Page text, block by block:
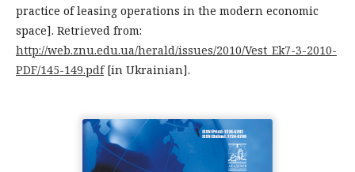
practice of leasing operations in the modern economic
space]. Retrieved from:
http://web.znu.edu.ua/herald/issues/2010/Vest_Ek7-3-2010-
PDF/145-149.pdf[in Ukrainian].